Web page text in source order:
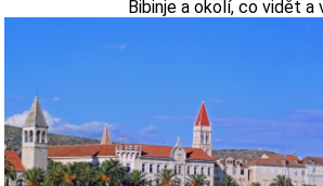
Bibinje a okolí, co vidět a